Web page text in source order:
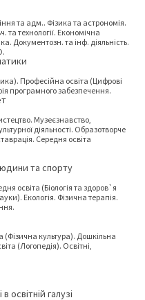
та адм.. Фізика та астрономія.
та технології. Економічна
Документозн. та інф. діяльність.
Професійна освіта (Цифрові
програмного забезпечення.
Музеєзнавство,
діяльності. Образотворче
Середня освіта
та спорту
освіта (Біологія та здоров`я
Екологія. Фізична терапія.
(Фізична культура). Дошкільна
(Логопедія). Освітні,
освітній галузі